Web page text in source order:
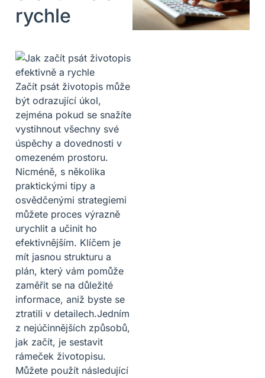
rychle
Začít psát životopis může
být odrazující úkol,
zejména pokud se snažíte
vystihnout všechny své
úspěchy a dovednosti v
omezeném prostoru.
Nicméně, s několika
praktickými tipy a
osvědčenými strategiemi
můžete proces výrazně
urychlit a učinit ho
efektivnějším. Klíčem je
mít jasnou strukturu a
plán, který vám pomůže
zaměřit se na důležité
informace, aniž byste se
ztratili v detailech.Jedním
z nejúčinnějších způsobů,
jak začít, je sestavit
rámeček životopisu.
Můžete použít následující